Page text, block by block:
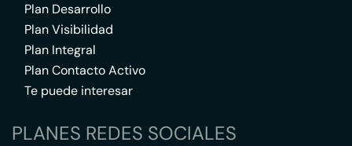
Plan Desarrollo
Plan Visibilidad
Plan Integral
Plan Contacto Activo
Te puede interesar
PLANES REDES SOCIALES